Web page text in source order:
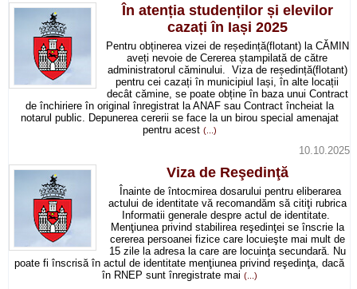
În atenția studenților și elevilor
cazați în Iași 2025
Pentru obținerea vizei de reședință(flotant) la CĂMIN
aveți nevoie de Cererea ștampilată de către
administratorul căminului. Viza de reședință(flotant)
pentru cei cazați în municipiul Iași, în alte locații
decât cămine, se poate obține în baza unui Contract
de închiriere în original înregistrat la ANAF sau Contract încheiat la
notarul public. Depunerea cererii se face la un birou special amenajat
pentru acest (...)
10.10.2025
Viza de Reşedinţă
Înainte de întocmirea dosarului pentru eliberarea
actului de identitate vă recomandăm să citiţi rubrica
Informatii generale despre actul de identitate.
Menţiunea privind stabilirea reşedinţei se înscrie la
cererea persoanei fizice care locuieşte mai mult de
15 zile la adresa la care are locuinţa secundară. Nu
poate fi înscrisă în actul de identitate menţiunea privind reşedinţa, dacă
în RNEP sunt înregistrate mai (...)